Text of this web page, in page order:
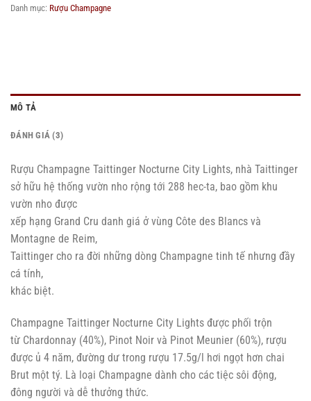
Danh mục: Rượu Champagne
MÔ TẢ
ĐÁNH GIÁ (3)
Rượu Champagne Taittinger Nocturne City Lights, nhà Taittinger
sở hữu hệ thống vườn nho rộng tới 288 hec-ta, bao gồm khu
vườn nho được
xếp hạng Grand Cru danh giá ở vùng Côte des Blancs và
Montagne de Reim,
Taittinger cho ra đời những dòng Champagne tinh tế nhưng đầy
cá tính,
khác biệt.
Champagne Taittinger Nocturne City Lights được phối trộn
từ Chardonnay (40%), Pinot Noir và Pinot Meunier (60%), rượu
được ủ 4 năm, đường dư trong rượu 17.5g/l hơi ngọt hơn chai
Brut một tý. Là loại Champagne dành cho các tiệc sôi động,
đông người và dễ thưởng thức.